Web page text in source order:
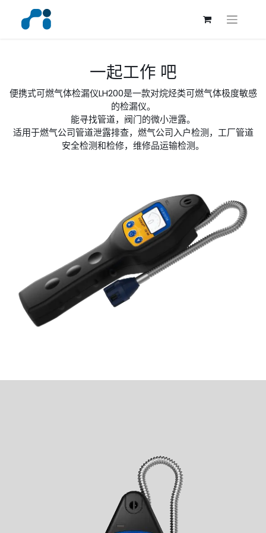
一起工作 吧
便携式可燃气体检漏仪LH200是一款对烷烃类可燃气体极度敏感
的检漏仪。
能寻找管道，阀门的微小泄露。
适用于燃气公司管道泄露排查，燃气公司入户检测，工厂管道
安全检测和检修，维修品运输检测。